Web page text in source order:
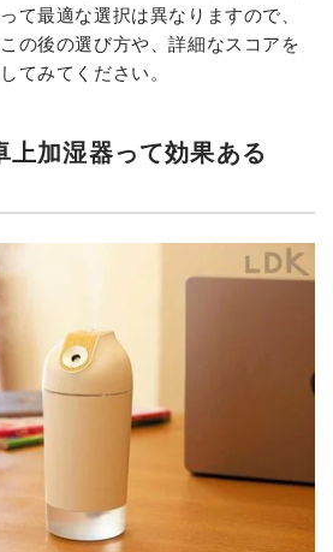
て最適な選択は異なりますので、
の後の選び方や、詳細なスコアを
てみてください。
上加湿器って効果ある